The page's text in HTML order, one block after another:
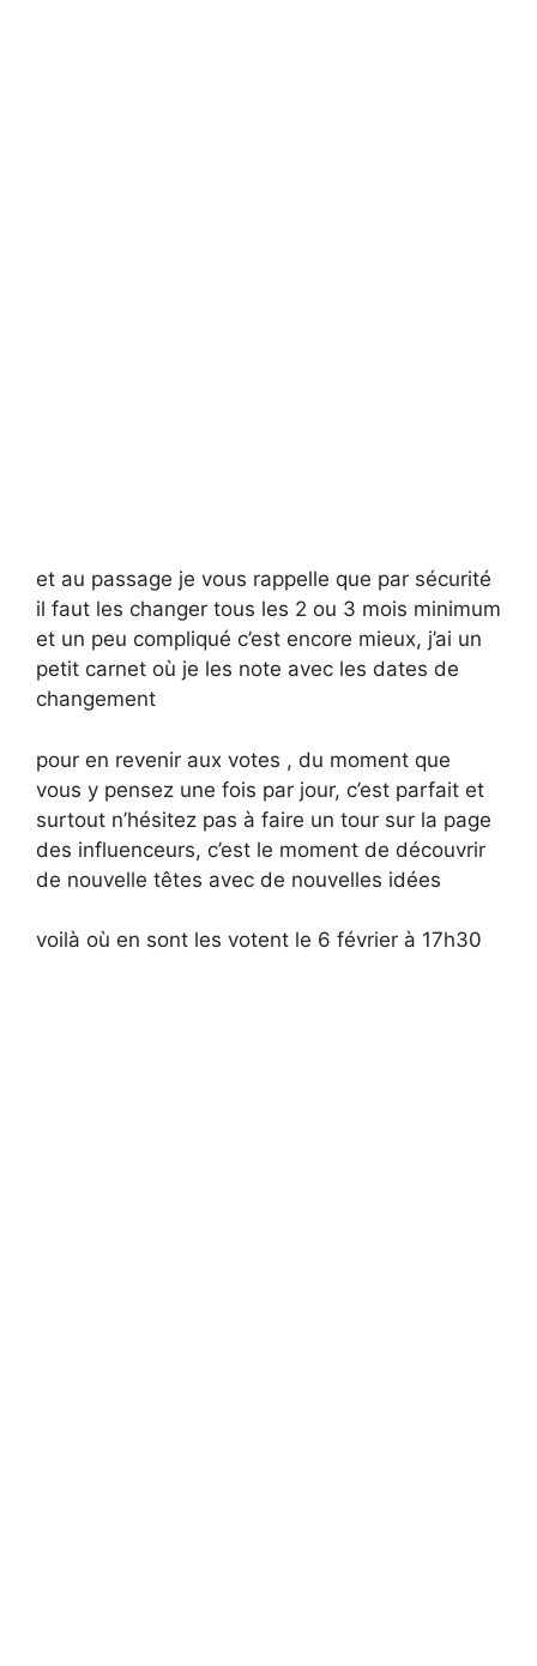
et au passage je vous rappelle que par sécurité
il faut les changer tous les 2 ou 3 mois minimum
et un peu compliqué c’est encore mieux, j’ai un
petit carnet où je les note avec les dates de
changement
pour en revenir aux votes , du moment que
vous y pensez une fois par jour, c’est parfait et
surtout n’hésitez pas à faire un tour sur la page
des influenceurs, c’est le moment de découvrir
de nouvelle têtes avec de nouvelles idées
voilà où en sont les votent le 6 février à 17h30